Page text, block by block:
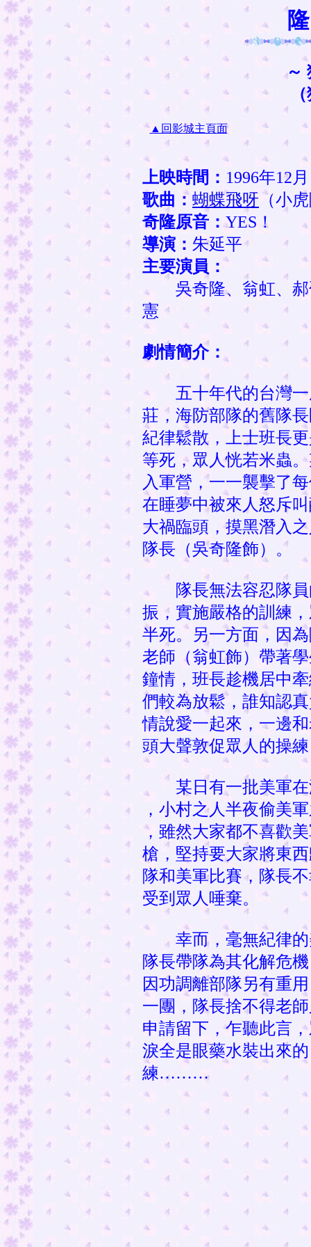
～
▲回影城主頁面
上映時間： 1996年12月
歌曲：蝴蝶飛呀 （小
奇隆原音：YES！
導演： 朱延平
主要演員：
吳奇隆、翁虹、郝
憲
劇情簡介：
五十年代的台灣一
莊，海防部隊的舊隊
紀律鬆散，上士班長
等死，眾人恍若米蟲
入軍營，一一襲擊了
在睡夢中被來人怒斥
大禍臨頭，摸黑潛入
隊長（吳奇隆飾）。
隊長無法容忍隊員
振，實施嚴格的訓練
半死。另一方面，因
老師（翁虹飾）帶著
鐘情，班長趁機居中
們較為放鬆，誰知認
情說愛一起來，一邊
頭大聲敦促眾人的操
某日有一批美軍在
，小村之人半夜偷美
，雖然大家都不喜歡
槍，堅持要大家將東
隊和美軍比賽，隊長
受到眾人唾棄。
幸而，毫無紀律的
隊長帶隊為其化解危
因功調離部隊另有重
一團，隊長捨不得老
申請留下，乍聽此言
淚全是眼藥水裝出來
練………